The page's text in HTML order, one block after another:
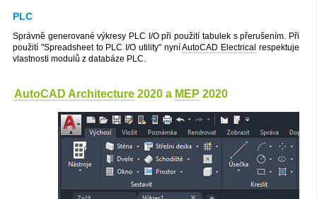
PLC
Správně generované výkresy PLC I/O při použití tabulek s přerušením. Při
použití "Spreadsheet to PLC I/O utility" nyníAutoCAD Electrical respektuje
vlastnosti modulů z databáze PLC.
AutoCAD Architecture 2020 a MEP 2020